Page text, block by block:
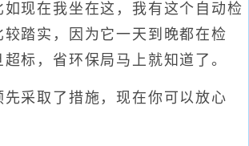
如现在我坐在这，我有这个自动检
较踏实，因为它一天到晚都在检
标，省环保局马上就知道了。
取了措施，现在你可以放心